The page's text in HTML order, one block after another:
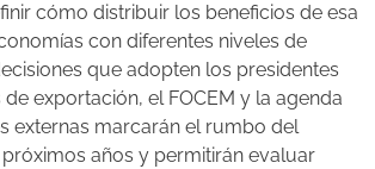
cómo distribuir los beneficios de esa
con diferentes niveles de
que adopten los presidentes
exportación, el FOCEM y la agenda
externas marcarán el rumbo del
años y permitirán evaluar